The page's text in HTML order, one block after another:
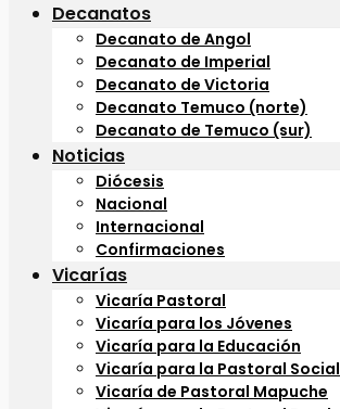
Decanatos
Decanato de Angol
Decanato de Imperial
Decanato de Victoria
Decanato Temuco (norte)
Decanato de Temuco (sur)
Noticias
Diócesis
Nacional
Internacional
Confirmaciones
Vicarías
Vicaría Pastoral
Vicaría para los Jóvenes
Vicaría para la Educación
Vicaría para la Pastoral Social
Vicaría de Pastoral Mapuche